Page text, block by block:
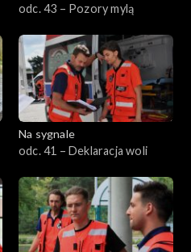
odc. 43 – Pozory mylą
Na sygnale
odc. 41 – Deklaracja woli